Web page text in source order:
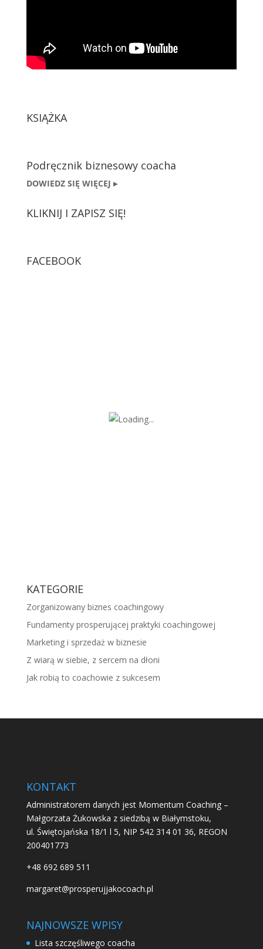
KSIĄŻKA
Podręcznik biznesowy coacha
DOWIEDZ SIĘ WIĘCEJ ▸
KLIKNIJ I ZAPISZ SIĘ!
FACEBOOK
KATEGORIE
Zorganizowany biznes coachingowy
Fundamenty prosperującej praktyki coachingowej
Marketing i sprzedaż w biznesie
Z wiarą w siebie, z sercem na dłoni
Jak robią to coachowie z sukcesem
KONTAKT
Administratorem danych jest Momentum Coaching –
Małgorzata Żukowska z siedzibą w Białymstoku,
ul. Świętojańska 18/1 l 5, NIP 542 314 01 36, REGON
200401773
+48 692 689 511
margaret@prosperujjakocoach.pl
NAJNOWSZE WPISY
Lista szczęśliwego coacha